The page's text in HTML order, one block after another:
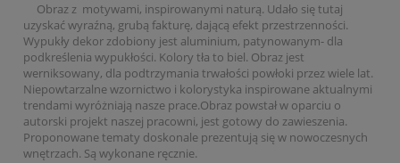
Obraz z motywami, inspirowanymi naturą. Udało się tutaj
uzyskać wyraźną, grubą fakturę, dającą efekt przestrzenności.
Wypukły dekor zdobiony jest aluminium, patynowanym- dla
podkreślenia wypukłości. Kolory tła to biel. Obraz jest
werniksowany, dla podtrzymania trwałości powłoki przez wiele lat.
Niepowtarzalne wzornictwo i kolorystyka inspirowane aktualnymi
trendami wyróżniają nasze prace.Obraz powstał w oparciu o
autorski projekt naszej pracowni, jest gotowy do zawieszenia.
Proponowane tematy doskonale prezentują się w nowoczesnych
wnętrzach. Są wykonane ręcznie.